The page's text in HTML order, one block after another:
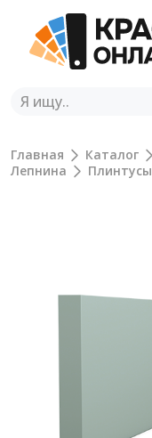
Главная Каталог
Лепнина
Плинтусы